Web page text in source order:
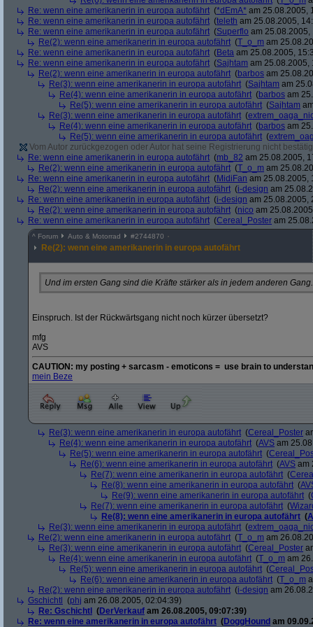
Re: wenn eine amerikanerin in europa autofährt (*dEmA* am 25.08.2005,
Re: wenn eine amerikanerin in europa autofährt (teleth am 25.08.2005,
Re: wenn eine amerikanerin in europa autofährt (Superflo am 25.08.2005,
Re(2): wenn eine amerikanerin in europa autofährt (T_o_m am
Re: wenn eine amerikanerin in europa autofährt (Beta am 25.08.2005,
Re: wenn eine amerikanerin in europa autofährt (Sajhtam am 25.08.2005,
Re(2): wenn eine amerikanerin in europa autofährt (barbos am
Re(3): wenn eine amerikanerin in europa autofährt (Sajhtam am
Re(4): wenn eine amerikanerin in europa autofährt (barbos am
Re(5): wenn eine amerikanerin in europa autofährt (Sajhtam
Re(3): wenn eine amerikanerin in europa autofährt (
Re(4): wenn eine amerikanerin in europa autofährt (barbos am
Re(5): wenn eine amerikanerin in europa autofährt (
Vom Autor zurückgezogen oder Autor hat seine Registrierung nicht
Re: wenn eine amerikanerin in europa autofährt (mb_82 am 25.08.2005,
Re(2): wenn eine amerikanerin in europa autofährt (T_o_m am
Re: wenn eine amerikanerin in europa autofährt (MidiFan am 25.08.2005,
Re(2): wenn eine amerikanerin in europa autofährt (i-design am
Re: wenn eine amerikanerin in europa autofährt (i-design am 25.08.2005,
Re(2): wenn eine amerikanerin in europa autofährt (nico am
Re: wenn eine amerikanerin in europa autofährt (Cereal_Poster am
^ Forum Auto & Motorrad #2744870
Re(2): wenn eine amerikanerin in europa autofährt
Und im ersten Gang sind die Kräfte stärker als in jedem anderen Gang.
Einspruch. Ist der Rückwärtsgang nicht noch kürzer übersetzt?
mfg
AVS
CAUTION: my posting + sarcasm - emoticons = use brain to
mein Beze
Re(3): wenn eine amerikanerin in europa autofährt (Cereal_Poster
Re(4): wenn eine amerikanerin in europa autofährt (AVS am
Re(5): wenn eine amerikanerin in europa autofährt (
Re(6): wenn eine amerikanerin in europa autofährt (AVS am
Re(7): wenn eine amerikanerin in europa autofährt (
Re(8): wenn eine amerikanerin in europa autofährt (
Re(9): wenn eine amerikanerin in europa autofährt (
Re(7): wenn eine amerikanerin in europa autofährt (
Re(8): wenn eine amerikanerin in europa autofährt (
Re(3): wenn eine amerikanerin in europa autofährt (
Re(2): wenn eine amerikanerin in europa autofährt (T_o_m am
Re(3): wenn eine amerikanerin in europa autofährt (Cereal_Poster
Re(4): wenn eine amerikanerin in europa autofährt (T_o_m am
Re(5): wenn eine amerikanerin in europa autofährt (
Re(6): wenn eine amerikanerin in europa autofährt (T_o_m
Re(2): wenn eine amerikanerin in europa autofährt (i-design am
Gschichtl
(phj am 26.08.2005, 02:04:39)
Re: Gschichtl
(DerVerkauf am 26.08.2005, 09:07:39)
Re: wenn eine amerikanerin in europa autofährt (DoggHound am